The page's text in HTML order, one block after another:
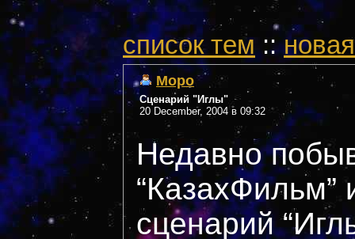
cписок тем::
Mopo
Сценарий "Иглы"
20 December, 2004 в 09:32
Недавно
сценарий